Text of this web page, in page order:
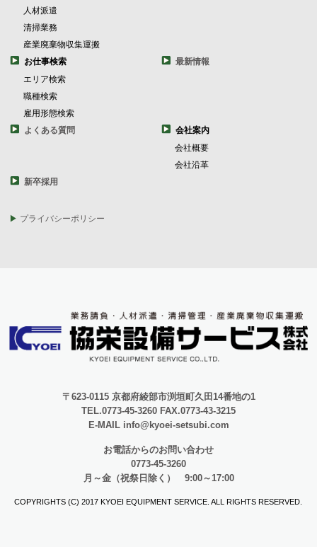
人材派遣
清掃業務
産業廃棄物収集運搬
お仕事検索
エリア検索
職種検索
雇用形態検索
最新情報
よくある質問
会社案内
会社概要
会社沿革
新卒採用
プライバシーポリシー
〒623-0115 京都府綾部市渕垣町久田14番地の1
TEL.0773-45-3260 FAX.0773-43-3215
E-MAIL info@kyoei-setsubi.com
お電話からのお問い合わせ
0773-45-3260
月～金（祝祭日除く） 9:00～17:00
COPYRIGHTS (C) 2017 KYOEI EQUIPMENT SERVICE. ALL RIGHTS RESERVED.